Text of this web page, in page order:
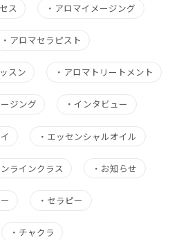
ス ・ アロマイメージング
・ アロマセラピスト
スン ・ アロマトリートメント
ジング ・ インタビュー
・ エッセンシャルオイル
ラインクラス ・ お知らせ
・ セラピー
・ チャクラ